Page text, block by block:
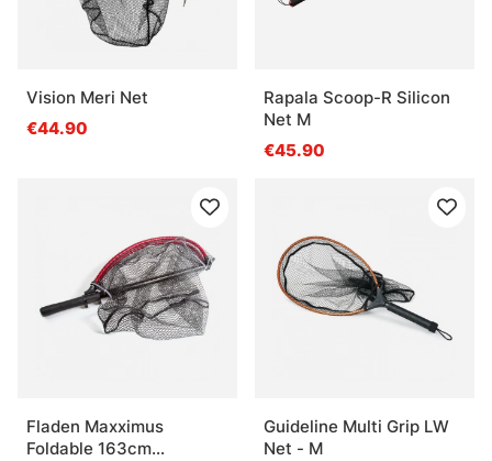
Vision Meri Net
€44.90
Rapala Scoop-R Silicon
Net M
€45.90
Fladen Maxximus
Foldable 163cm
Guideline Multi Grip LW
Net - M